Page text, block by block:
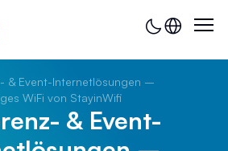
& Event-Internetlösungen –
WiFi von StayinWifi
& Event-